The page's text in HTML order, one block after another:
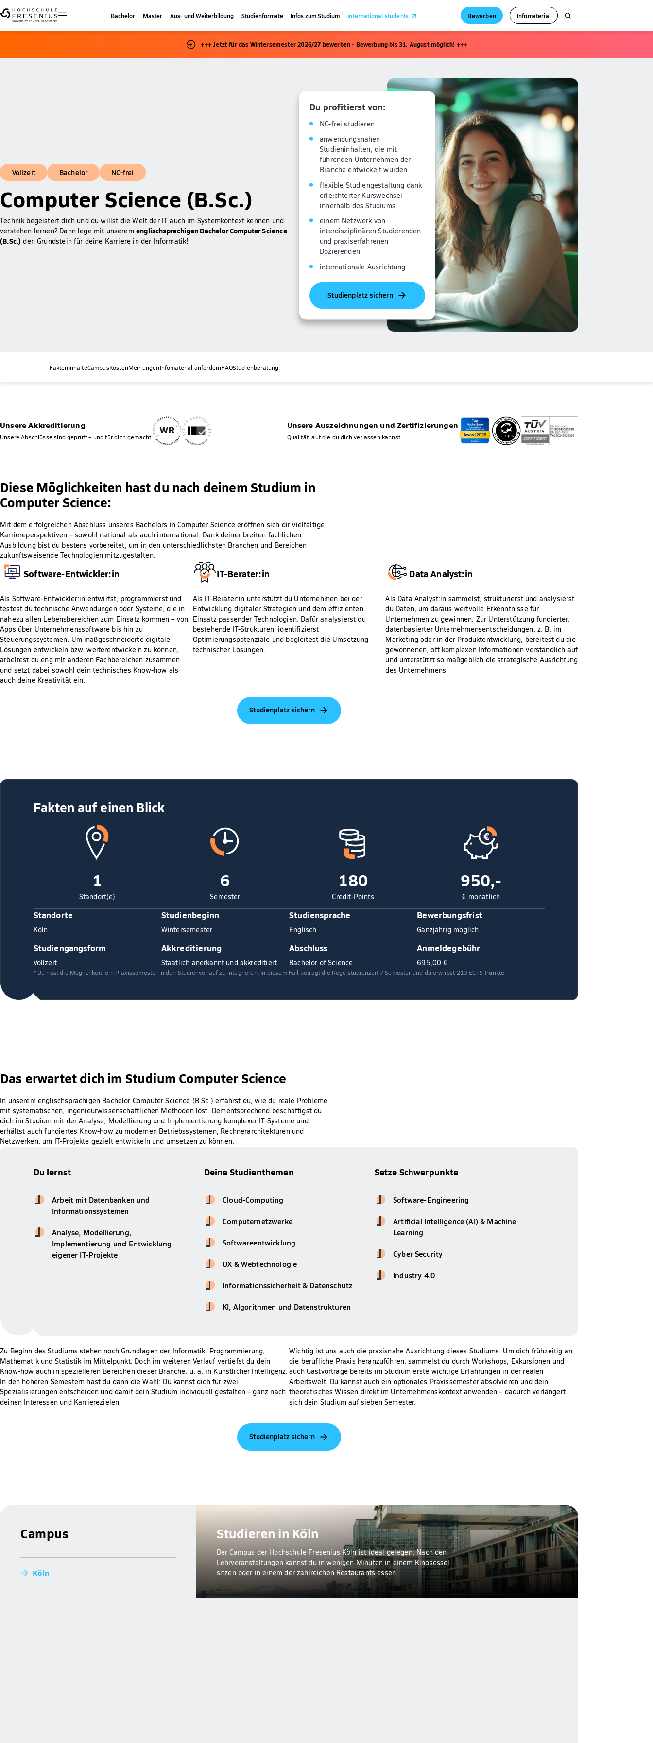
Bachelor Master Aus- und Weiterbildung Studienformate Infos zum Studium International students Bewerben Infomaterial
+++ Jetzt für das Wintersemester 2026/27 bewerben - Bewerbung bis 31. August möglich! +++
Vollzeit Bachelor NC-frei
Computer Science (B.Sc.)
Technik begeistert dich und du willst die Welt der IT auch im Systemkontext kennen und
verstehen lernen? Dann lege mit unseremenglischsprachigen Bachelor Computer Science
(B.Sc.) den Grundstein für deine Karriere in der Informatik!
Du profitierst von:
NC-frei studieren
anwendungsnahen
Studieninhalten, die mit
führenden Unternehmen der
Branche entwickelt wurden
flexible Studiengestaltung dank
erleichterter Kurswechsel
innerhalb des Studiums
einem Netzwerk von
interdisziplinären Studierenden
und praxiserfahrenen
Dozierenden
internationale Ausrichtung
Studienplatz sichern
FaktenInhalteCampusKostenMeinungenInfomaterial anfordernFAQStudienberatung
Unsere Akkreditierung
Unsere Abschlüsse sind geprüft – und für dich gemacht.
Unsere Auszeichnungen und Zertifizierungen
Qualität, auf die du dich verlassen kannst.
Diese Möglichkeiten hast du nach deinem Studium in
Computer Science:
Mit dem erfolgreichen Abschluss unseres Bachelors in Computer Science eröffnen sich dir vielfältige
Karriereperspektiven – sowohl national als auch international. Dank deiner breiten fachlichen
Ausbildung bist du bestens vorbereitet, um in den unterschiedlichsten Branchen und Bereichen
zukunftsweisende Technologien mitzugestalten.
Software-Entwickler:in
Als Software-Entwickler:in entwirfst, programmierst und
testest du technische Anwendungen oder Systeme, die in
nahezu allen Lebensbereichen zum Einsatz kommen – von
Apps über Unternehmenssoftware bis hin zu
Steuerungssystemen. Um maßgeschneiderte digitale
Lösungen entwickeln bzw. weiterentwickeln zu können,
arbeitest du eng mit anderen Fachbereichen zusammen
und setzt dabei sowohl dein technisches Know-how als
auch deine Kreativität ein.
IT-Berater:in
Als IT-Berater:in unterstützt du Unternehmen bei der
Entwicklung digitaler Strategien und dem effizienten
Einsatz passender Technologien. Dafür analysierst du
bestehende IT-Strukturen, identifizierst
Optimierungspotenziale und begleitest die Umsetzung
technischer Lösungen.
Data Analyst:in
Als Data Analyst:in sammelst, strukturierst und analysierst
du Daten, um daraus wertvolle Erkenntnisse für
Unternehmen zu gewinnen. Zur Unterstützung fundierter,
datenbasierter Unternehmensentscheidungen, z. B. im
Marketing oder in der Produktentwicklung, bereitest du die
gewonnenen, oft komplexen Informationen verständlich auf
und unterstützt so maßgeblich die strategische Ausrichtung
des Unternehmens.
Studienplatz sichern
Fakten auf einen Blick
1
Standort(e)
6
Semester
180
Credit-Points
950,-
€ monatlich
Standorte
Köln
Studienbeginn
Wintersemester
Studiensprache
Englisch
Bewerbungsfrist
Ganzjährig möglich
Studiengangsform
Vollzeit
Akkreditierung
Staatlich anerkannt und akkreditiert
Abschluss
Bachelor of Science
Anmeldegebühr
695,00 €
* Du hast die Möglichkeit, ein Praxissemester in den Studienverlauf zu integrieren. In diesem Fall beträgt die Regelstudienzeit 7 Semester und du erwirbst 210 ECTS-Punkte.
Das erwartet dich im Studium Computer Science
In unserem englischsprachigen Bachelor Computer Science (B.Sc.) erfährst du, wie du reale Probleme
mit systematischen, ingenieurwissenschaftlichen Methoden löst. Dementsprechend beschäftigst du
dich im Studium mit der Analyse, Modellierung und Implementierung komplexer IT-Systeme und
erhältst auch fundiertes Know-how zu modernen Betriebssystemen, Rechnerarchitekturen und
Netzwerken, um IT-Projekte gezielt entwickeln und umsetzen zu können.
Du lernst
Arbeit mit Datenbanken und
Informationssystemen
Analyse, Modellierung,
Implementierung und Entwicklung
eigener IT-Projekte
Deine Studienthemen
Cloud-Computing
Computernetzwerke
Softwareentwicklung
UX & Webtechnologie
Informationssicherheit & Datenschutz
KI, Algorithmen und Datenstrukturen
Setze Schwerpunkte
Software-Engineering
Artificial Intelligence (AI) & Machine
Learning
Cyber Security
Industry 4.0
Zu Beginn des Studiums stehen noch Grundlagen der Informatik, Programmierung,
Mathematik und Statistik im Mittelpunkt. Doch im weiteren Verlauf vertiefst du dein
Know-how auch in spezielleren Bereichen dieser Branche, u. a. in Künstlicher Intelligenz.
In den höheren Semestern hast du dann die Wahl: Du kannst dich für zwei
Spezialisierungen entscheiden und damit dein Studium individuell gestalten – ganz nach
deinen Interessen und Karrierezielen.
Wichtig ist uns auch die praxisnahe Ausrichtung dieses Studiums. Um dich frühzeitig an
die berufliche Praxis heranzuführen, sammelst du durch Workshops, Exkursionen und
auch Gastvorträge bereits im Studium erste wichtige Erfahrungen in der realen
Arbeitswelt. Du kannst auch ein optionales Praxissemester absolvieren und dein
theoretisches Wissen direkt im Unternehmenskontext anwenden – dadurch verlängert
sich dein Studium auf sieben Semester.
Studienplatz sichern
Campus
Köln
Studieren in Köln
Der Campus der Hochschule Fresenius Köln ist ideal gelegen: Nach den
Lehrveranstaltungen kannst du in wenigen Minuten in einem Kinosessel
sitzen oder in einem der zahlreichen Restaurants essen.